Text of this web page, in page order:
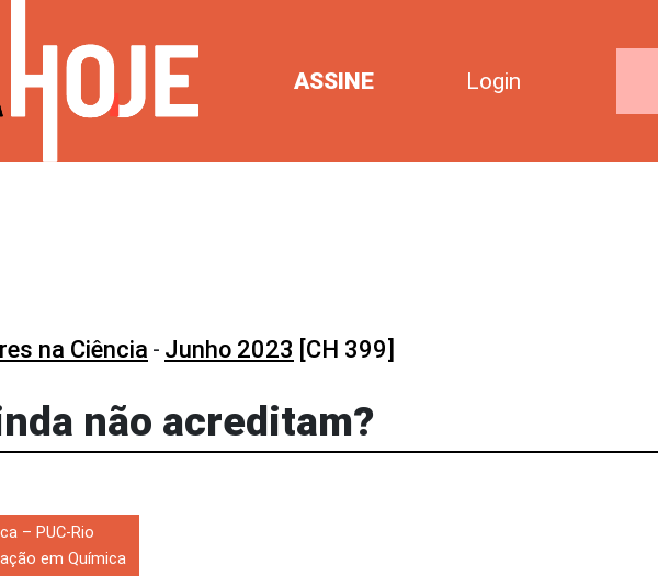
ASSINE Login
na Ciência - Junho 2023 [CH 399]
não acreditam?
– PUC-Rio
em Química